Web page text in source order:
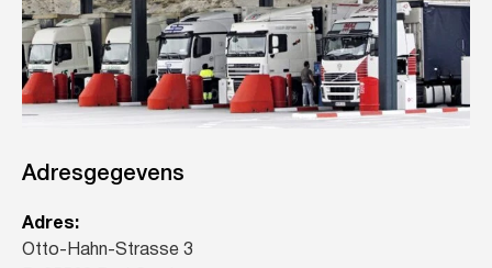
Adresgegevens
Adres:
Otto-Hahn-Strasse 3